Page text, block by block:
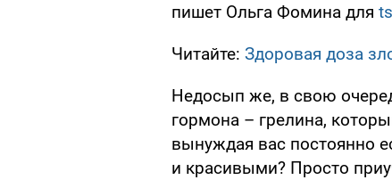
пишет Ольга Фомина для
Читайте: Здоровая доза
Недосып же, в свою
гормона – грелина,
вынуждая вас постоянно
и красивыми? Просто